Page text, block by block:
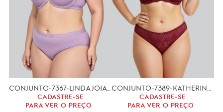
CADASTRE-SE
PARA VER O PREÇO
CADASTRE-SE
PARA VER O PREÇO